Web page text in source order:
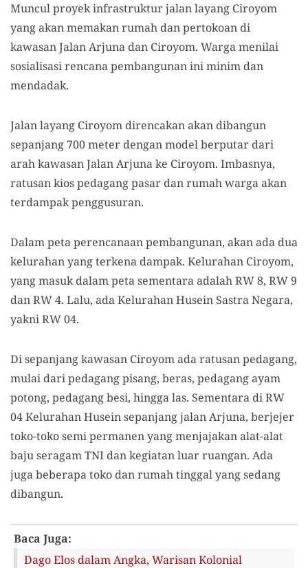
Muncul proyek infrastruktur jalan layang Ciroyom
yang akan memakan rumah dan pertokoan di
kawasan Jalan Arjuna dan Ciroyom. Warga menilai
sosialisasi rencana pembangunan ini minim dan
mendadak.
Jalan layang Ciroyom direncakan akan dibangun
sepanjang 700 meter dengan model berputar dari
arah kawasan Jalan Arjuna ke Ciroyom. Imbasnya,
ratusan kios pedagang pasar dan rumah warga akan
terdampak penggusuran.
Dalam peta perencanaan pembangunan, akan ada dua
kelurahan yang terkena dampak. Kelurahan Ciroyom,
yang masuk dalam peta sementara adalah RW 8, RW 9
dan RW 4. Lalu, ada Kelurahan Husein Sastra Negara,
yakni RW 04.
Di sepanjang kawasan Ciroyom ada ratusan pedagang,
mulai dari pedagang pisang, beras, pedagang ayam
potong, pedagang besi, hingga las. Sementara di RW
04 Kelurahan Husein sepanjang jalan Arjuna, berjejer
toko-toko semi permanen yang menjajakan alat-alat
baju seragam TNI dan kegiatan luar ruangan. Ada
juga beberapa toko dan rumah tinggal yang sedang
dibangun.
Baca Juga:
Dago Elos dalam Angka, Warisan Kolonial